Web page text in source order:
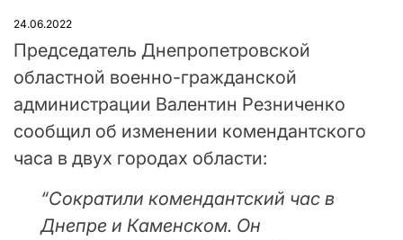
24.06.2022
Председатель Днепропетровской
областной военно-гражданской
администрации Валентин Резниченко
сообщил об изменении комендантского
часа в двух городах области:
“Сократили комендантский час в
Днепре и Каменском. Он